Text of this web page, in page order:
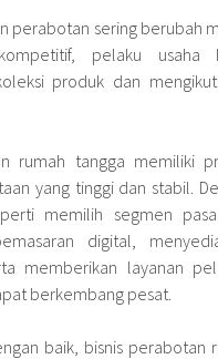
perabotan sering berubah
pelaku usaha
produk dan
rumah tangga memiliki
yang tinggi dan stabil.
memilih segmen
digital,
memberikan layanan
berkembang pesat.
baik, bisnis perabotan